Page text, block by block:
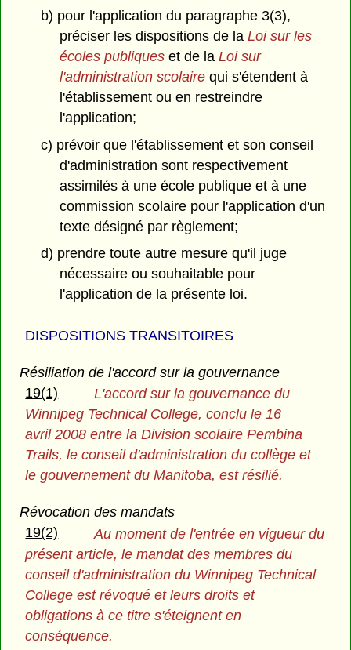
b) pour l'application du paragraphe 3(3),
préciser les dispositions de la Loi sur les
écoles publiques et de laLoi sur
l'administration scolairequi s'étendent à
l'établissement ou en restreindre
l'application;
c) prévoir que l'établissement et son conseil
d'administration sont respectivement
assimilés à une école publique et à une
commission scolaire pour l'application d'un
texte désigné par règlement;
d) prendre toute autre mesure qu'il juge
nécessaire ou souhaitable pour
l'application de la présente loi.
DISPOSITIONS TRANSITOIRES
Résiliation de l'accord sur la gouvernance
19(1)
L'accord sur la gouvernance du
Winnipeg Technical College, conclu le 16
avril 2008 entre la Division scolaire Pembina
Trails, le conseil d'administration du collège et
le gouvernement du Manitoba, est résilié.
Révocation des mandats
19(2)
Au moment de l'entrée en vigueur du
présent article, le mandat des membres du
conseil d'administration du Winnipeg Technical
College est révoqué et leurs droits et
obligations à ce titre s'éteignent en
conséquence.